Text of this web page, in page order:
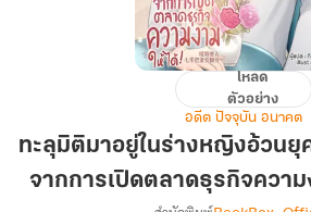
มา
อยู่
ใน
โหลด
ตัวอย่าง
อดีต ปัจจุบัน อนาคต
ทะลุมิติมาอยู่ในร่างหญิงอ้วนยุ
จากการเปิดตลาดธุรกิจความ